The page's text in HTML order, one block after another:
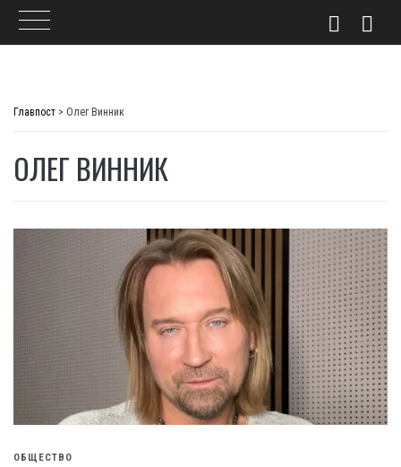
Главпост > Олег Винник
ОЛЕГ ВИННИК
ОБЩЕСТВО